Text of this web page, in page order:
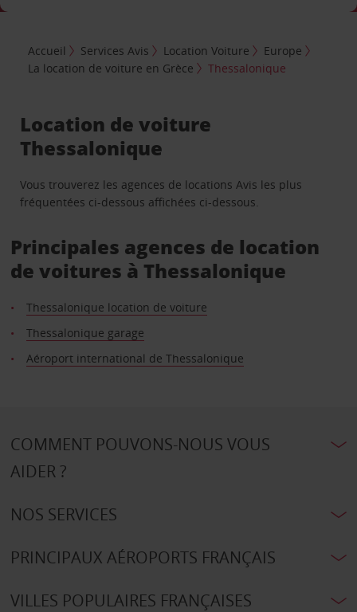
Accueil Services Avis Location Voiture
Europe
La location de voiture en Grèce
Thessalonique
Location de voiture
Thessalonique
Vous trouverez les agences de locations Avis les plus
fréquentées ci-dessous affichées ci-dessous.
Principales agences de location
de voitures à Thessalonique
Thessalonique location de voiture
Thessalonique garage
Aéroport international de Thessalonique
COMMENT POUVONS-NOUS VOUS
AIDER ?
NOS SERVICES
PRINCIPAUX AÉROPORTS FRANÇAIS
VILLES POPULAIRES FRANÇAISES